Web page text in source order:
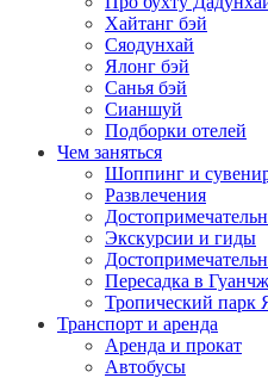
Хайтанг бэй
Сяодунхай
Ялонг бэй
Санья бэй
Сианшуй
Подборки отелей
Чем заняться
Шоппинг и
Развлечения
Экскурсии и гиды
Пересадка в
Тропический парк
Транспорт и аренда
Аренда и прокат
Автобусы